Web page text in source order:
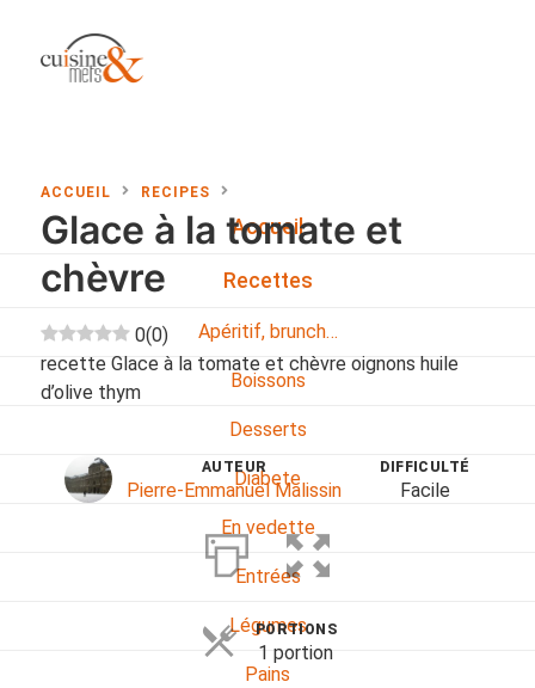
Accueil
Recettes
Apéritif, brunch…
Boissons
Desserts
Diabete
En vedette
Entrées
Légumes
Pains
ACCUEIL RECIPES
Glace à la tomate et
chèvre
0(0)
recette Glace à la tomate et chèvre oignons huile
d’olive thym
AUTEUR
Pierre-Emmanuel Malissin
DIFFICULTÉ
Facile
PORTIONS
1 portion